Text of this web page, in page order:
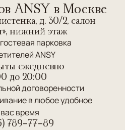
ANSY в Москве
д. 30/2, салон
нижний этаж
парковка
ANSY
ежедневно
до 20:00
договоренности
в любое удобное
время
789-77-89